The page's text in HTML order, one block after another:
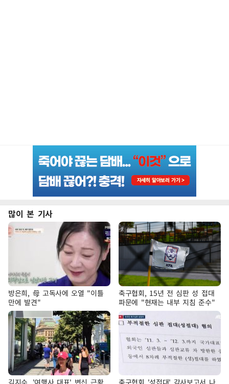
많이 본 기사
방은희, 母 고독사에 오열 "이틀
만에 발견"
축구협회, 15년 전 심판 성 접대
파문에 "현재는 내부 지침 준수"